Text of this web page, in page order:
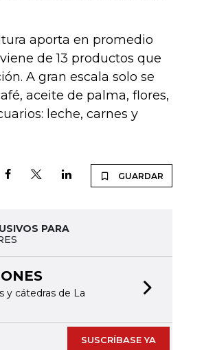
aporta en promedio
de 13 productos que
A gran escala solo se
aceite de palma, flores,
leche, carnes y
GUARDAR
PARA
y cátedras de La
SUSCRÍBASE YA